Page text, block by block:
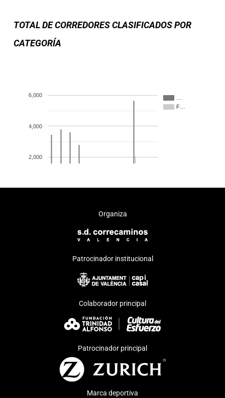
Organiza
Patrocinador institucional
Colaborador principal
Patrocinador principal
Marca deportiva